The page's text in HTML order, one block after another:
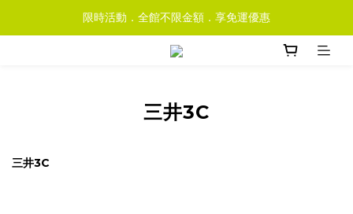
限時活動．全館不限金額．享免運優惠
三井3C
三井3C